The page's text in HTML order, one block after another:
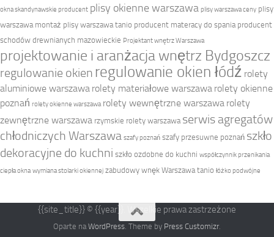
okna skandynawskie producent plisy okienne warszawa plisy warszawa ceny plisy
warszawa montaż plisy warszawa tanio producent materacy do spania producent
schodów drewnianych mazowieckie Projektant wnętrz Warszawa
projektowanie i aranżacja wnętrz Bydgoszcz
regulowanie okien regulowanie okien łódź rolety
aluminiowe warszawa rolety materiałowe warszawa rolety okienne
poznań rolety okienne warszawa rolety wewnętrzne warszawa rolety
zewnętrzne warszawa rzymskie rolety warszawa serwis agregatów
chłodniczych Warszawa szafy poznań szafy przesuwne poznań szkło
dekoracyjne do kuchni szkło ozdobne do kuchni współczynnik przenikania
ciepła okna wymiana stolarki okiennej zabudowy wnęk Warszawa tanio łóżko podwójne
{{site_title}} © {{year}}. Wszelkie prawa zastrzeżone
Oparte naWordPress. Theme by Press Customizr.